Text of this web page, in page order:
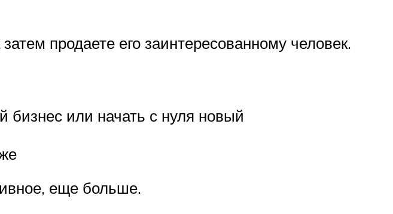
продаете его заинтересованному человек.
бизнес или начать с нуля новый
еще больше.